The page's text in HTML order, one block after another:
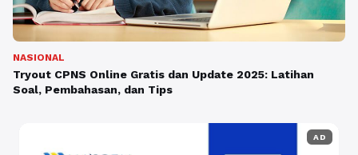
NASIONAL
Tryout CPNS Online Gratis dan Update 2025: Latihan
Soal, Pembahasan, dan Tips
AD